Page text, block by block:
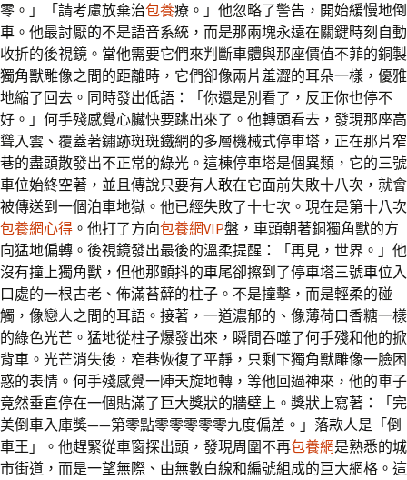
零。」「請考慮放棄治包養療。」他忽略了警告，開始緩慢地倒
車。他最討厭的不是語音系統，而是那兩塊永遠在關鍵時刻自動
收折的後視鏡。當他需要它們來判斷車體與那座價值不菲的銅製
獨角獸雕像之間的距離時，它們卻像兩片羞澀的耳朵一樣，優雅
地縮了回去。同時發出低語：「你還是別看了，反正你也停不
好。」何手殘感覺心臟快要跳出來了。他轉頭看去，發現那座高
聳入雲、覆蓋著鏽跡斑斑鐵網的多層機械式停車塔，正在那片窄
巷的盡頭散發出不正常的綠光。這棟停車塔是個異類，它的三號
車位始終空著，並且傳說只要有人敢在它面前失敗十八次，就會
被傳送到一個泊車地獄。他已經失敗了十七次。現在是第十八次
包養網心得 。他打了方向包養網VIP盤，車頭朝著銅獨角獸的方
向猛地偏轉。後視鏡發出最後的溫柔提醒：「再見，世界。」他
沒有撞上獨角獸，但他那顫抖的車尾卻擦到了停車塔三號車位入
口處的一根古老、佈滿苔蘚的柱子。不是撞擊，而是輕柔的碰
觸，像戀人之間的耳語。接著，一道濃郁的、像薄荷口香糖一樣
的綠色光芒。猛地從柱子爆發出來，瞬間吞噬了何手殘和他的掀
背車。光芒消失後，窄巷恢復了平靜，只剩下獨角獸雕像一臉困
惑的表情。何手殘感覺一陣天旋地轉，等他回過神來，他的車子
竟然垂直停在一個貼滿了巨大獎狀的牆壁上。獎狀上寫著：「完
美倒車入庫獎——第零點零零零零零九度偏差。」落款人是「倒
車王」。他趕緊從車窗探出頭，發現周圍不再包養網是熟悉的城
市街道，而是一望無際、由無數白線和編號組成的巨大網格。這